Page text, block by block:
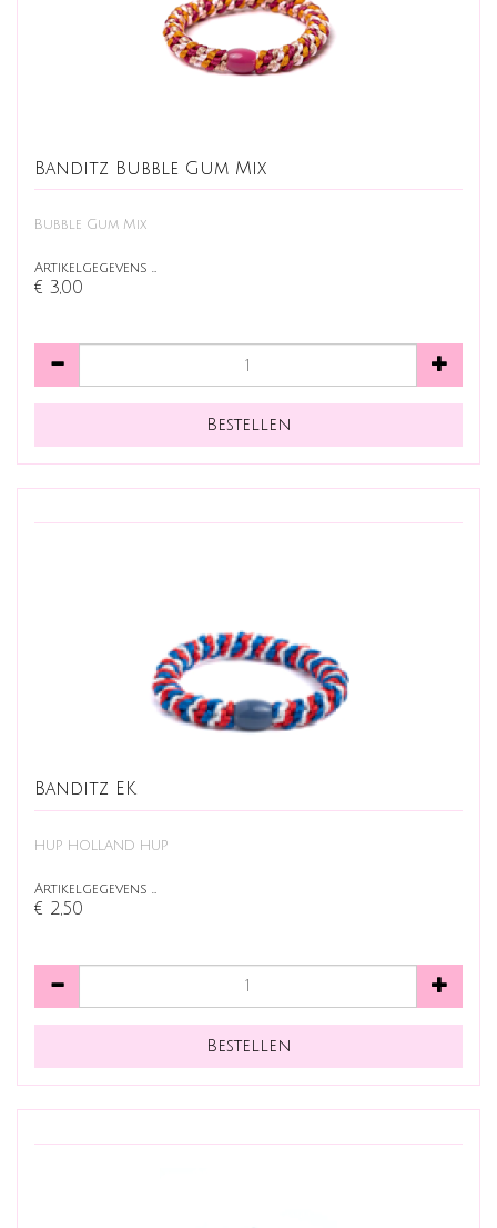
Banditz Bubble Gum Mix
Bubble Gum Mix
Artikelgegevens …
€ 3,00
Banditz EK
HUP HOLLAND HUP
Artikelgegevens …
€ 2,50